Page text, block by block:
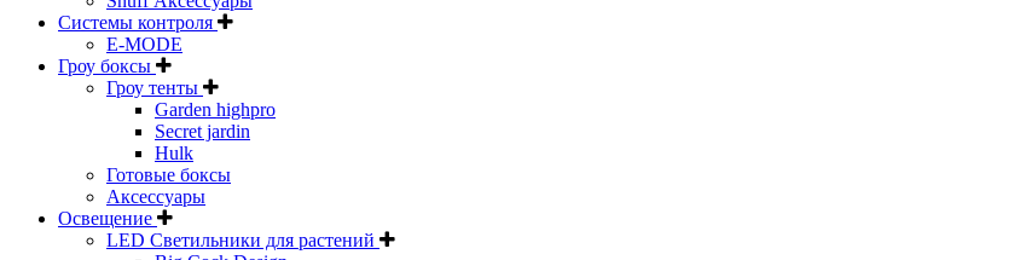
Системы контроля
E-MODE
Гроу боксы
Гроу тенты
Garden highpro
Secret jardin
Hulk
Готовые боксы
Аксессуары
Освещение
LED Светильники для растений